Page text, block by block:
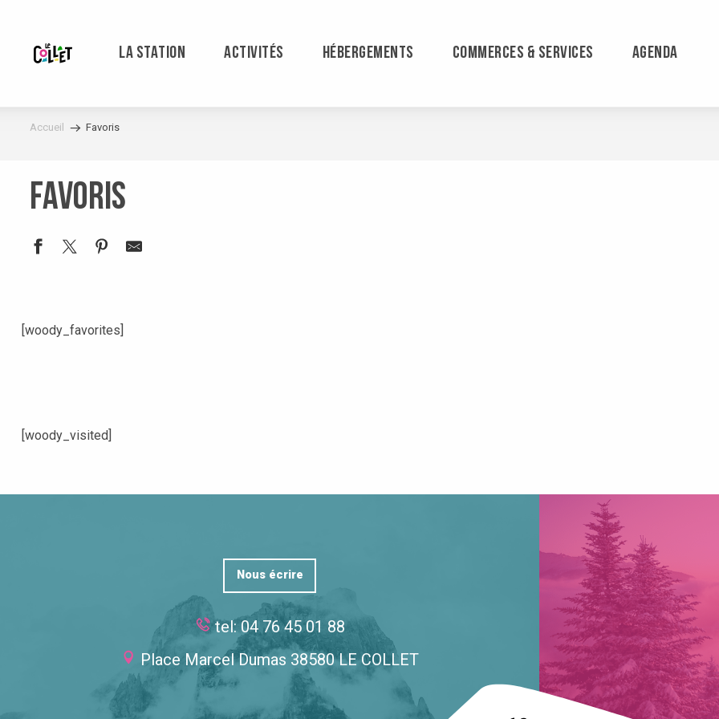
contenu
principal
LA STATION ACTIVITÉS HÉBERGEMENTS COMMERCES & SERVICES AGENDA
Accueil Favoris
Favoris
[woody_favorites]
[woody_visited]
Nous écrire
tel: 04 76 45 01 88
Place Marcel Dumas 38580 LE COLLET